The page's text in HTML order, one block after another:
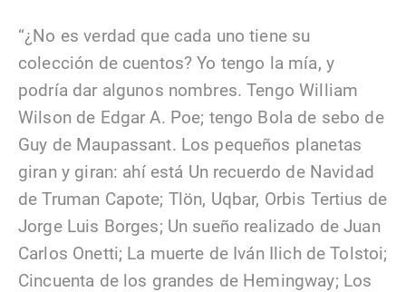
“¿No es verdad que cada uno tiene su
colección de cuentos? Yo tengo la mía, y
podría dar algunos nombres. Tengo William
Wilson de Edgar A. Poe; tengo Bola de sebo de
Guy de Maupassant. Los pequeños planetas
giran y giran: ahí está Un recuerdo de Navidad
de Truman Capote; Tlön, Uqbar, Orbis Tertius de
Jorge Luis Borges; Un sueño realizado de Juan
Carlos Onetti; La muerte de Iván Ilich de Tolstoi;
Cincuenta de los grandes de Hemingway; Los